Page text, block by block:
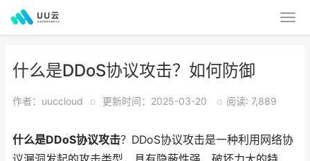
什么是DDoS协议攻击？如何防御
作者：uuccloud o 更新时间：2025-03-20 o 阅读: 7,889
什么是DDoS协议攻击？DDoS协议攻击是一种利用网络协